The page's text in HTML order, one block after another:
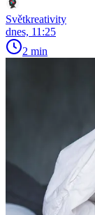
Světkreativity
dnes, 11:25
2 min